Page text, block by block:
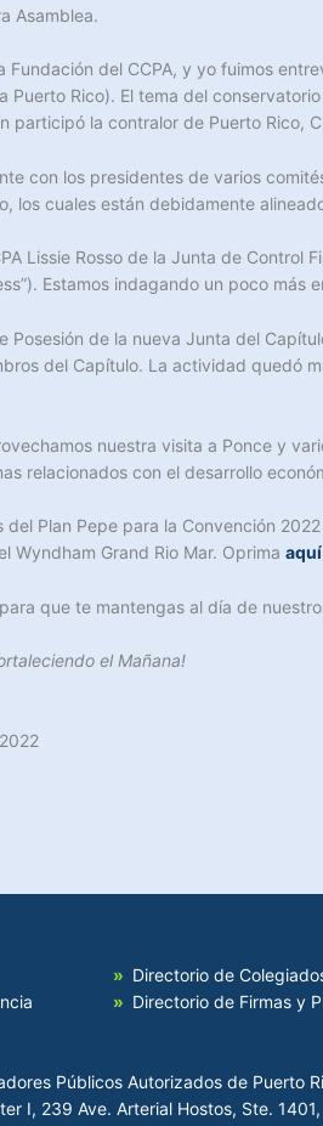
Asamblea.
Fundación del CCPA, y yo fuimos
Puerto Rico). El tema del
participó la contralor de Puerto Rico,
con los presidentes de varios
los cuales están debidamente
Lissie Rosso de la Junta de
Estamos indagando un poco
Posesión de la nueva Junta del
del Capítulo. La actividad quedó
nuestra visita a Ponce y
relacionados con el desarrollo
del Plan Pepe para la Convención
Wyndham Grand Rio Mar. Oprima aquí
que te mantengas al día de
el Mañana!
Directorio de
Directorio de Firmas y
Públicos Autorizados de Puerto
I, 239 Ave. Arterial Hostos, Ste.